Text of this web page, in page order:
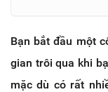
Bạn bắt đầu một
gian trôi qua khi
mặc dù có rất